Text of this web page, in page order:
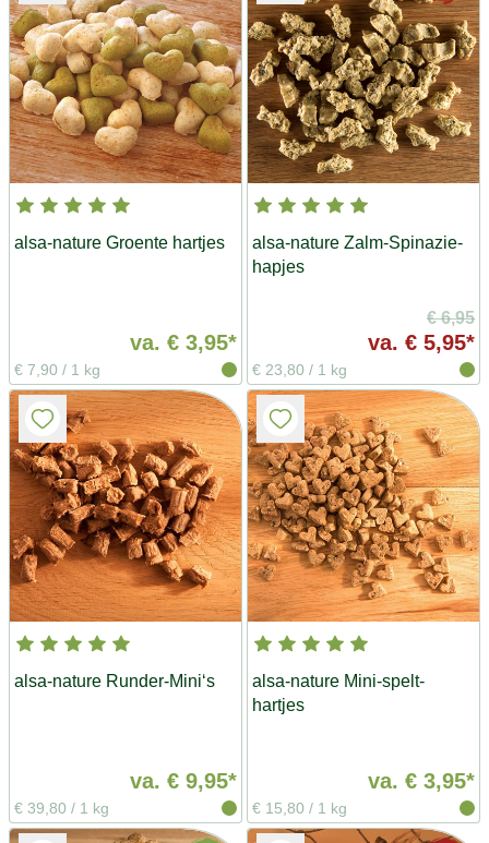
alsa-nature Groente hartjes
va. € 3,95*
€ 7,90 / 1 kg
alsa-nature Zalm-Spinazie-
hapjes
€ 6,95
va. € 5,95*
€ 23,80 / 1 kg
alsa-nature Runder-Mini‘s
va. € 9,95*
€ 39,80 / 1 kg
alsa-nature Mini-spelt-
hartjes
va. € 3,95*
€ 15,80 / 1 kg